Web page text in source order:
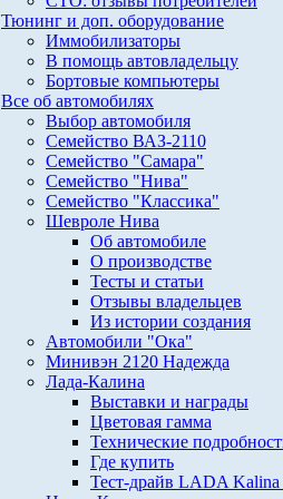
Тюнинг и доп. оборудование
Иммобилизаторы
В помощь автовладельцу
Бортовые компьютеры
Все об автомобилях
Выбор автомобиля
Семейство ВАЗ-2110
Семейство "Самара"
Семейство "Нива"
Семейство "Классика"
Шевроле Нива
Об автомобиле
О производстве
Тесты и статьи
Отзывы владельцев
Из истории создания
Автомобили "Ока"
Минивэн 2120 Надежда
Лада-Калина
Выставки и награды
Цветовая гамма
Технические
Где купить
Тест-драйв LADA Kalina